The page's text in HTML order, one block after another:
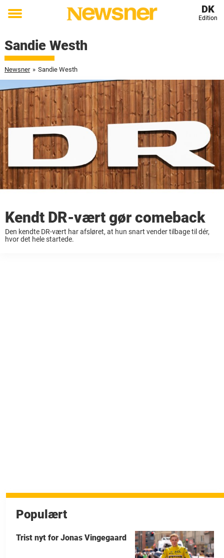
Toggle
DK
Edition
Sandie Westh
Newsner » Sandie Westh
Kendt DR-vært gør comeback
Den kendte DR-vært har afsløret, at hun snart vender tilbage til dér,
hvor det hele startede.
Populært
Trist nyt for Jonas Vingegaard